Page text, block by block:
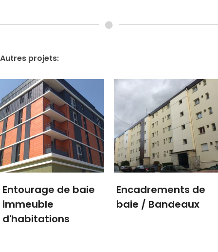
Autres projets:
Entourage de baie
immeuble
d'habitations
Encadrements de
baie / Bandeaux